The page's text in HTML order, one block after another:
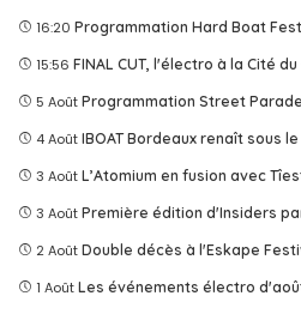
16:20 Programmation Hard Boat
15:56 FINAL CUT, l'électro à la Cité du
5 Août Programmation Street
4 Août IBOAT Bordeaux renaît sous
3 Août L’Atomium en fusion avec
3 Août Première édition d'Insiders
2 Août Double décès à l'Eskape
1 Août Les événements électro